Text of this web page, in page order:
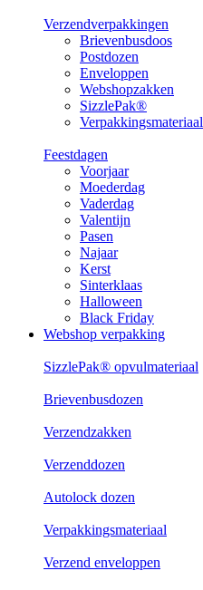
Verzendverpakkingen
Brievenbusdoos
Postdozen
Enveloppen
Webshopzakken
SizzlePak®
Verpakkingsmateriaal
Feestdagen
Voorjaar
Moederdag
Vaderdag
Valentijn
Pasen
Najaar
Kerst
Sinterklaas
Halloween
Black Friday
Webshop verpakking
SizzlePak® opvulmateriaal
Brievenbusdozen
Verzendzakken
Verzenddozen
Autolock dozen
Verpakkingsmateriaal
Verzend enveloppen